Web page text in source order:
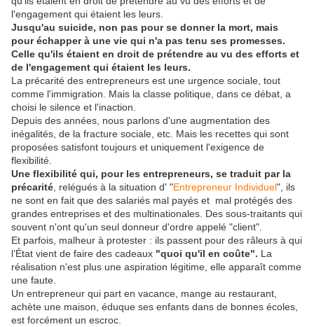
l'engagement qui étaient les leurs.
Jusqu'au suicide, non pas pour se donner la mort, mais
pour échapper à une vie qui n'a pas tenu ses promesses.
Celle qu'ils étaient en droit de prétendre au vu des efforts et
de l'engagement qui étaient les leurs.
La précarité des entrepreneurs est une urgence sociale, tout
comme l'immigration. Mais la classe politique, dans ce débat, a
choisi le silence et l'inaction.
Depuis des années, nous parlons d'une augmentation des
inégalités, de la fracture sociale, etc. Mais les recettes qui sont
proposées satisfont toujours et uniquement l'exigence de
flexibilité.
Une flexibilité qui, pour les entrepreneurs, se traduit par la
précarité , relégués à la situation d' "Entrepreneur Individuel", ils
ne sont en fait que des salariés mal payés et mal protégés des
grandes entreprises et des multinationales. Des sous-traitants qui
souvent n'ont qu'un seul donneur d'ordre appelé "client".
Et parfois, malheur à protester : ils passent pour des râleurs à qui
l’État vient de faire des cadeaux "quoi qu'il en coûte". La
réalisation n'est plus une aspiration légitime, elle apparaît comme
une faute.
Un entrepreneur qui part en vacance, mange au restaurant,
achète une maison, éduque ses enfants dans de bonnes écoles,
est forcément un escroc.